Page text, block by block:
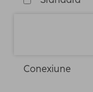
Conexiune